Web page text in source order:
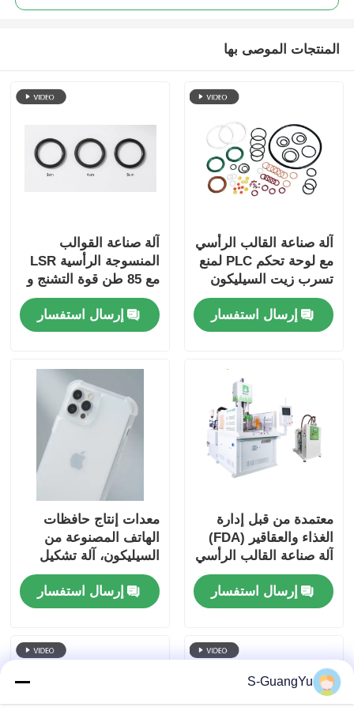
المنتجات الموصى بها
آلة صناعة القالب الرأسي
مع لوحة تحكم PLC لمنع
تسرب زيت السيليكون
إرسال استفسار
آلة صناعة القوالب
المنسوجة الرأسية LSR
مع 85 طن قوة التشنج و
طاولة المنزلقات
المزدوجة الرأسية التي
تتميز بنظام محرك
إرسال استفسار
معتمدة من قبل إدارة
الغذاء والعقاقير (FDA)
آلة صناعة القالب الرأسي
لـ (LSR) لإنتاج كبير من
حلمات زجاجات الأطفال
إرسال استفسار
معدات إنتاج حافظات
الهاتف المصنوعة من
السيليكون، آلة تشكيل
حافظات الهاتف
المصنوعة من البولي
كربونات المطلية
إرسال استفسار
S-GuangYu